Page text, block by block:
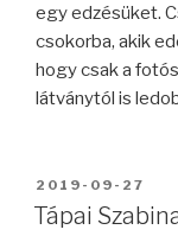
egy edzésüket.
csokorba, akik
hogy csak a
látványtól is
BEKÜLDVE:
2019-09-27
Tápai